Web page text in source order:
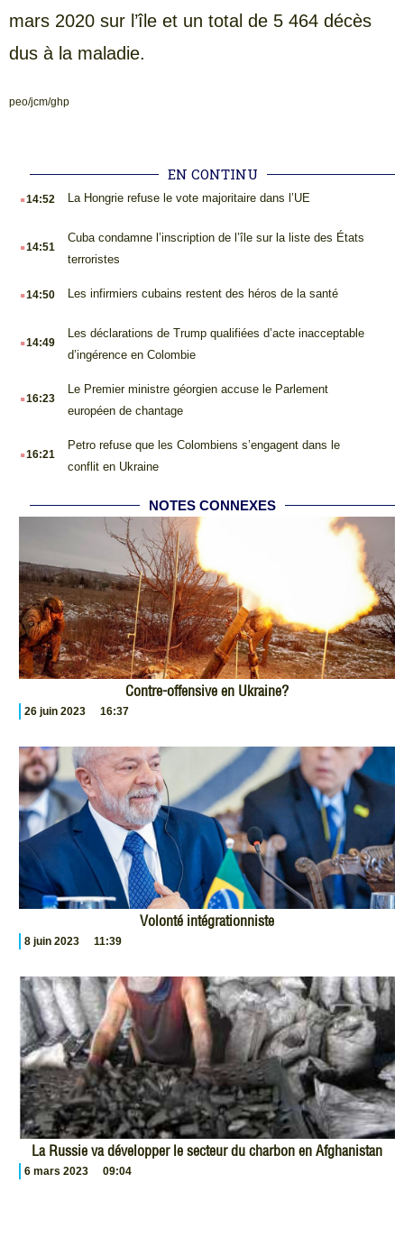
mars 2020 sur l’île et un total de 5 464 décès
dus à la maladie.
peo/jcm/ghp
EN CONTINU
.14:52 La Hongrie refuse le vote majoritaire dans l’UE
.14:51
Cuba condamne l’inscription de l’île sur la liste des États
terroristes
.14:50 Les infirmiers cubains restent des héros de la santé
.14:49
Les déclarations de Trump qualifiées d’acte inacceptable
d’ingérence en Colombie
.16:23
Le Premier ministre géorgien accuse le Parlement
européen de chantage
.16:21
Petro refuse que les Colombiens s’engagent dans le
conflit en Ukraine
NOTES CONNEXES
Contre-offensive en Ukraine?
26 juin 2023 16:37
Volonté intégrationniste
8 juin 2023 11:39
La Russie va développer le secteur du charbon en Afghanistan
6 mars 2023 09:04